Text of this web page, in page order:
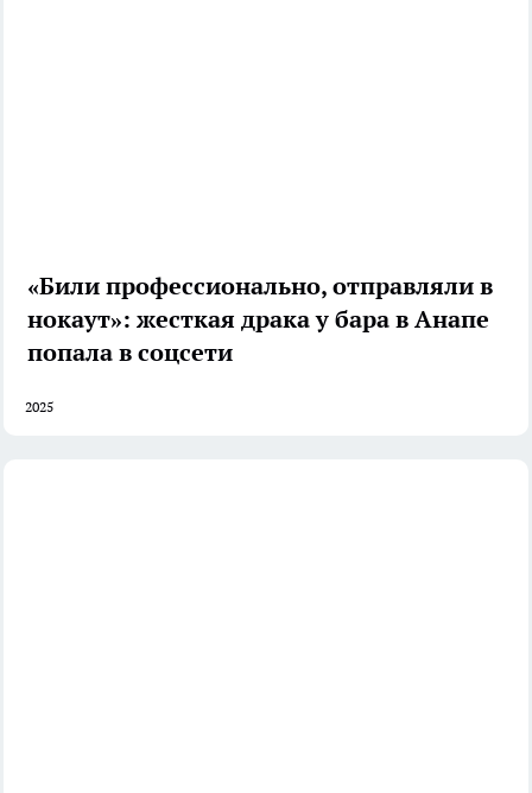
«Били профессионально, отправляли в
нокаут»: жесткая драка у бара в Анапе
попала в соцсети
2025